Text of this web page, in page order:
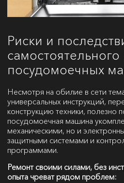
Риски и
посудомоечных
Несмотря на обилие в сети
универсальных инструкций,
конструкцию техники, полезно
посудомоечная машина
механическими, но и
защитными системами и
программами.
Ремонт своими силами, без
опыта чреват рядом проблем: